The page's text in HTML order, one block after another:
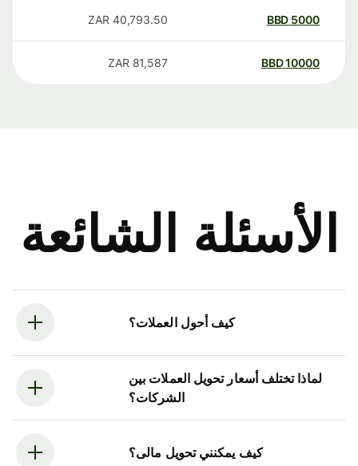
5000
BBD
40,793.50
ZAR
10000
BBD
81,587
ZAR
الأسئلة الشائعة
كيف أحول العملات؟
لماذا تختلف أسعار تحويل العملات بين
الشركات؟
كيف يمكنني تحويل مالى؟